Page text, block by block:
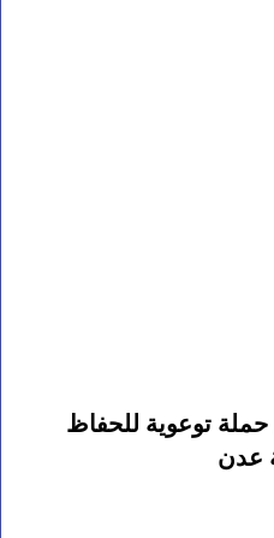
حملة توعوية للحفاظ
عدن